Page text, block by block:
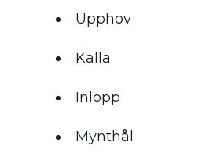
Upphov
Källa
Inlopp
Mynthål